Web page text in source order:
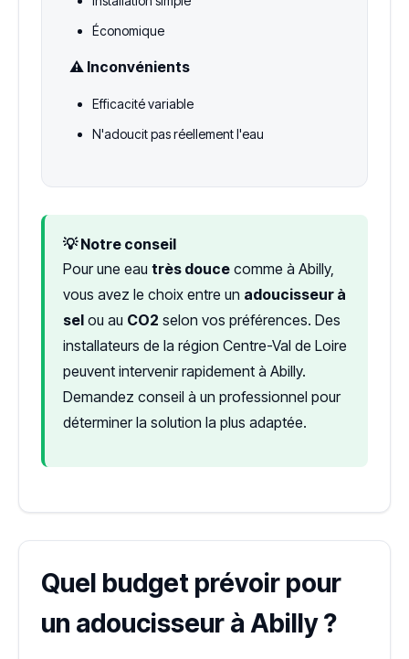
Économique
⚠️ Inconvénients
Efficacité variable
N'adoucit pas réellement l'eau
💡 Notre conseil
Pour une eau très douce comme à Abilly,
vous avez le choix entre un adoucisseur à
sel ou au CO2 selon vos préférences. Des
installateurs de la région Centre-Val de Loire
peuvent intervenir rapidement à Abilly.
Demandez conseil à un professionnel pour
déterminer la solution la plus adaptée.
Quel budget prévoir pour
un adoucisseur à Abilly ?